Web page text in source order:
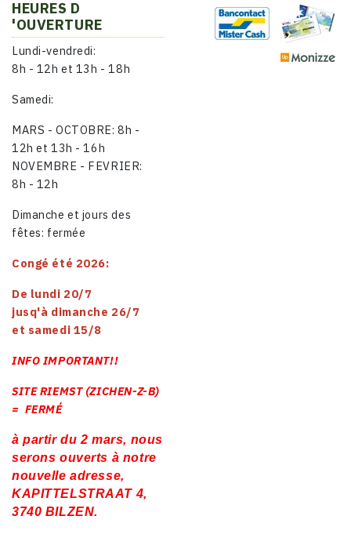
HEURES D
'OUVERTURE
Lundi-vendredi:
8h - 12h et 13h - 18h
Samedi:
MARS - OCTOBRE: 8h -
12h et 13h - 16h
NOVEMBRE - FEVRIER:
8h - 12h
Dimanche et jours des
fêtes: fermée
Congé été 2026:
De lundi 20/7
jusq'à dimanche 26/7
et samedi 15/8
INFO IMPORTANT!!
SITE RIEMST (ZICHEN-Z-B)
= FERMÉ
à partir du 2 mars, nous
serons ouverts à notre
nouvelle adresse,
KAPITTELSTRAAT 4,
3740 BILZEN.